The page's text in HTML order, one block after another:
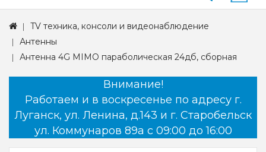
TV техника, консоли и видеонаблюдение
Антенны
Антенна 4G MIMO параболическая 24дб, сборная
Внимание!
Работаем и в воскресенье по адресу г.
Луганск, ул. Ленина, д.143 и г. Старобельск
ул. Коммунаров 89а с 09:00 до 16:00